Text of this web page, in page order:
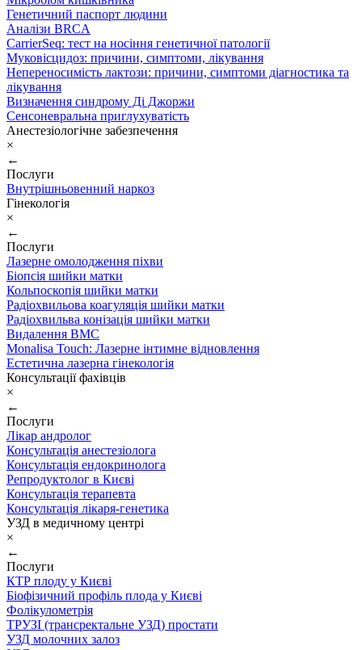
Генетичний паспорт людини
Аналізи BRCA
CarrierSeq: тест на носіння генетичної патології
Муковісцидоз: причини, симптоми, лікування
Непереносимість лактози: причини, симптоми діагностика та
лікування
Визначення синдрому Ді Джоржи
Сенсоневральна приглухуватість
Анестезіологічне забезпечення
×
←
Послуги
Внутрішньовенний наркоз
Гінекологія
×
←
Послуги
Лазерне омолодження піхви
Біопсія шийки матки
Кольпоскопія шийки матки
Радіохвильова коагуляція шийки матки
Радіохвильва конізація шийки матки
Видалення ВМС
Monalisa Touch: Лазерне інтимне відновлення
Естетична лазерна гінекологія
Консультації фахівців
×
←
Послуги
Лікар андролог
Консультація анестезіолога
Консультація ендокринолога
Репродуктолог в Києві
Консультація терапевта
Консультація лікаря-генетика
УЗД в медичному центрі
×
←
Послуги
КТР плоду у Києві
Біофізичний профіль плода у Києві
Фолікулометрія
ТРУЗІ (трансректальне УЗД) простати
УЗД молочних залоз